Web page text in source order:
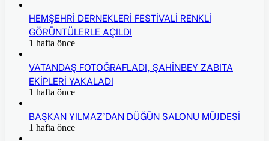
HEMŞEHRİ DERNEKLERİ FESTİVALİ RENKLİ
GÖRÜNTÜLERLE AÇILDI
1 hafta önce
VATANDAŞ FOTOĞRAFLADI, ŞAHİNBEY ZABITA
EKİPLERİ YAKALADI
1 hafta önce
BAŞKAN YILMAZ’DAN DÜĞÜN SALONU MÜJDESİ
1 hafta önce